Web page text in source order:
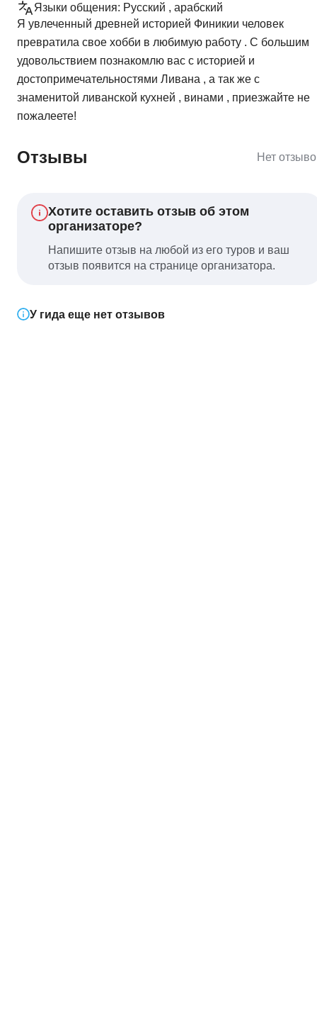
Языки общения: Русский , арабский
Я увлеченный древней историей Финикии человек
превратила свое хобби в любимую работу . С большим
удовольствием познакомлю вас с историей и
достопримечательностями Ливана , а так же с
знаменитой ливанской кухней , винами , приезжайте не
пожалеете!
Отзывы Нет
Хотите оставить отзыв об этом
организаторе?
Напишите отзыв на любой из его туров и ваш
отзыв появится на странице организатора.
У гида еще нет отзывов